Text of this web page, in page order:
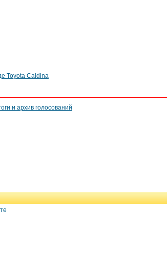
Toyota Caldina
и архив голосований